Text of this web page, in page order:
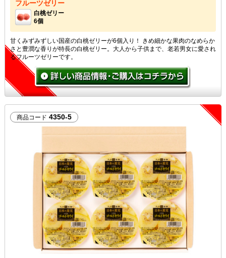
フルーツゼリー
白桃ゼリー
6個
甘くみずみずしい国産の白桃ゼリーが6個入り！ きめ細かな果肉のなめらか
さと豊潤な香りが特長の白桃ゼリー。大人から子供まで、老若男女に愛され
るフルーツゼリーです。
商品コード 4350-5